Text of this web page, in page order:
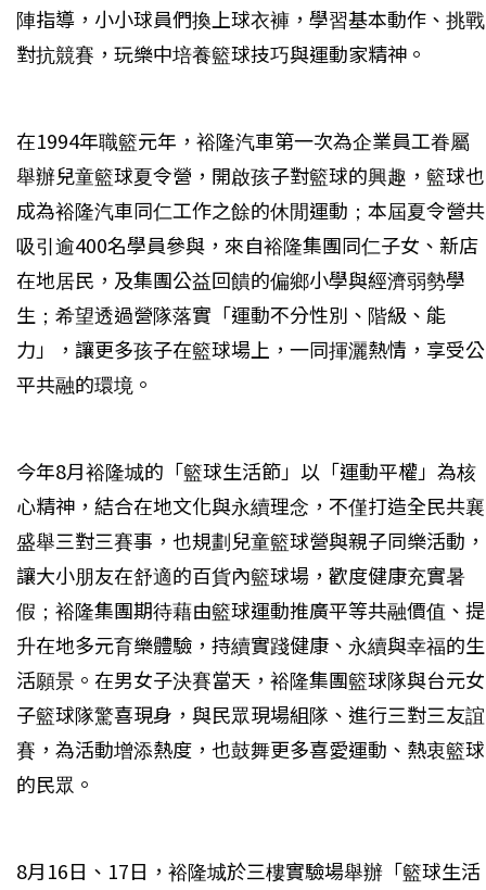
陣指導，小小球員們換上球衣褲，學習基本動作、挑戰
對抗競賽，玩樂中培養籃球技巧與運動家精神。
在1994年職籃元年，裕隆汽車第一次為企業員工眷屬
舉辦兒童籃球夏令營，開啟孩子對籃球的興趣，籃球也
成為裕隆汽車同仁工作之餘的休閒運動；本屆夏令營共
吸引逾400名學員參與，來自裕隆集團同仁子女、新店
在地居民，及集團公益回饋的偏鄉小學與經濟弱勢學
生；希望透過營隊落實「運動不分性別、階級、能
力」，讓更多孩子在籃球場上，一同揮灑熱情，享受公
平共融的環境。
今年8月裕隆城的「籃球生活節」以「運動平權」為核
心精神，結合在地文化與永續理念，不僅打造全民共襄
盛舉三對三賽事，也規劃兒童籃球營與親子同樂活動，
讓大小朋友在舒適的百貨內籃球場，歡度健康充實暑
假；裕隆集團期待藉由籃球運動推廣平等共融價值、提
升在地多元育樂體驗，持續實踐健康、永續與幸福的生
活願景。在男女子決賽當天，裕隆集團籃球隊與台元女
子籃球隊驚喜現身，與民眾現場組隊、進行三對三友誼
賽，為活動增添熱度，也鼓舞更多喜愛運動、熱衷籃球
的民眾。
8月16日、17日，裕隆城於三樓實驗場舉辦「籃球生活